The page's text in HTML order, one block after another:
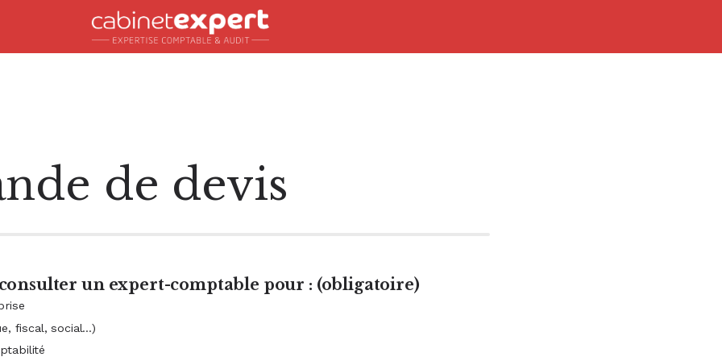
Accueil
de devis
un expert-comptable pour : (obligatoire)
fiscal, social...)
€
000 €
000 €